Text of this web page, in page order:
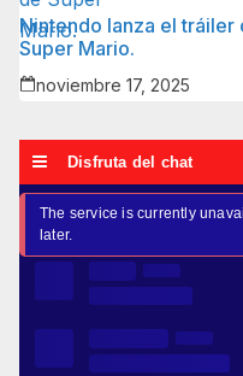
Nintendo lanza el
Super Mario.
noviembre 17, 2025